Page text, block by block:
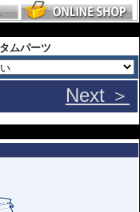
ムパーツ
Next ＞